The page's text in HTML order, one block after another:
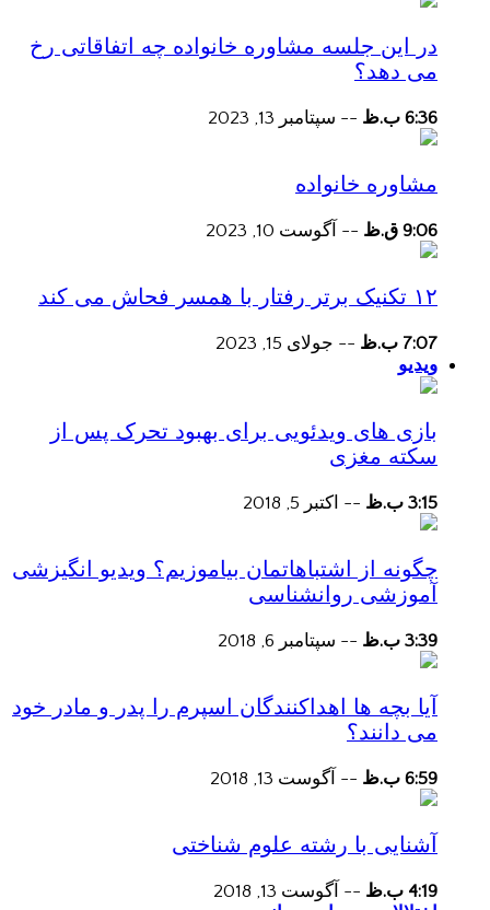
در این جلسه مشاوره خانواده چه اتفاقاتی رخ
می دهد؟
6:36 ب.ظ -- سپتامبر 13, 2023
مشاوره خانواده
9:06 ق.ظ -- آگوست 10, 2023
۱۲ تکنیک برتر رفتار با همسر فحاش می کند
7:07 ب.ظ -- جولای 15, 2023
ویدیو
بازی های ویدئویی برای بهبود تحرک پس از
سکته مغزی
3:15 ب.ظ -- اکتبر 5, 2018
چگونه از اشتباهاتمان بیاموزیم؟ ویدیو انگیزشی
آموزشی روانشناسی
3:39 ب.ظ -- سپتامبر 6, 2018
آیا بچه ها اهداکنندگان اسپرم را پدر و مادر خود
می دانند؟
6:59 ب.ظ -- آگوست 13, 2018
آشنایی با رشته علوم شناختی
4:19 ب.ظ -- آگوست 13, 2018